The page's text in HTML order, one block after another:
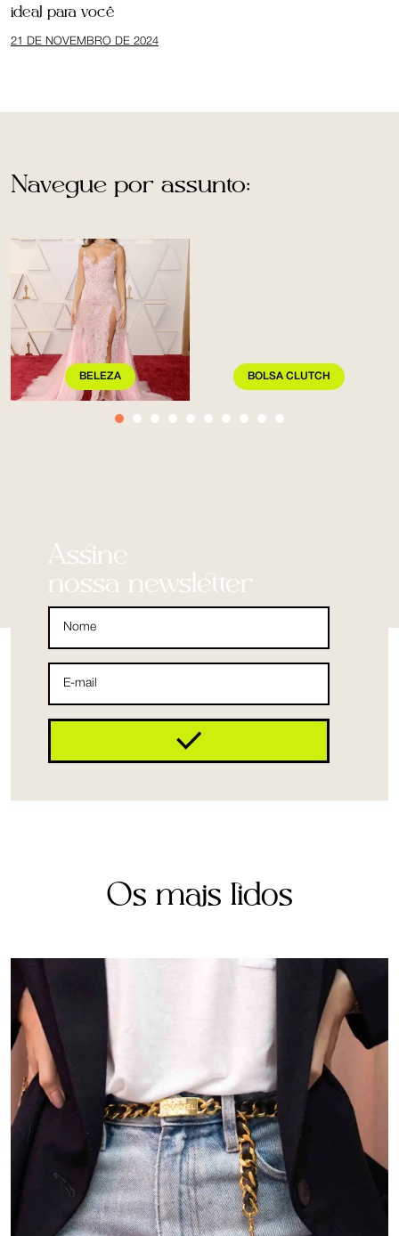
ideal para você
21 DE NOVEMBRO DE 2024
Navegue por assunto:
BELEZA BOLSA CLUTCH
Assine
nossa newsletter
Os mais lidos